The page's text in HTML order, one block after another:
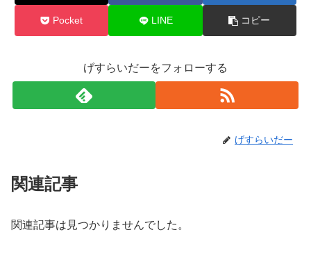
Pocket LINE コピー
げすらいだーをフォローする
げすらいだー
関連記事
関連記事は見つかりませんでした。